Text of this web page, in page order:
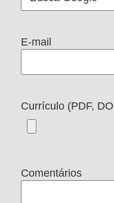
E-mail
Currículo (PDF,
Comentários